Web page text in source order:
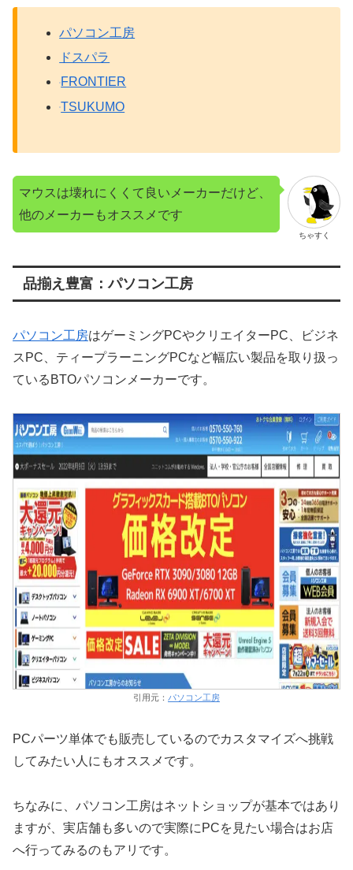
パソコン工房
ドスパラ
FRONTIER
TSUKUMO
ちゃすく
マウスは壊れにくくて良いメーカーだけど、
他のメーカーもオススメです
品揃え豊富：パソコン工房
パソコン工房はゲーミングPCやクリエイターPC、ビジネ
スPC、ティープラーニングPCなど幅広い製品を取り扱っ
ているBTOパソコンメーカーです。
引用元： パソコン工房
PCパーツ単体でも販売しているのでカスタマイズへ挑戦
してみたい人にもオススメです。
ちなみに、パソコン工房はネットショップが基本ではあり
ますが、実店舗も多いので実際にPCを見たい場合はお店
へ行ってみるのもアリです。